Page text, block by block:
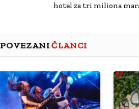
hotel za tri miliona
POVEZANIČLANCI